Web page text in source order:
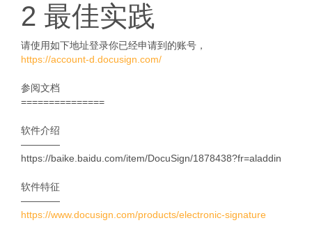
2 最佳实践
请使用如下地址登录你已经申请到的账号，
https://account-d.docusign.com/
参阅文档
===============
软件介绍
————
https://baike.baidu.com/item/DocuSign/1878438?fr=aladdin
软件特征
————
https://www.docusign.com/products/electronic-signature